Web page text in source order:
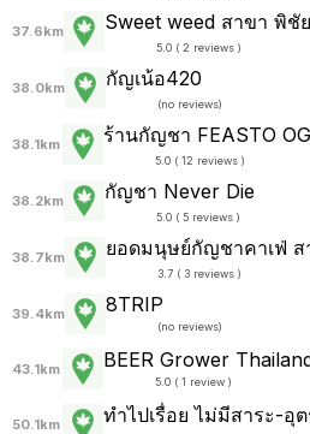
37.6km Sweet weed สาขา พิชัย
5.0 ( 2 reviews )
38.0km กัญเน้อ420
(no reviews)
38.1km ร้านกัญชา FEASTO
5.0 ( 12 reviews )
38.2km กัญชา Never Die
5.0 ( 5 reviews )
38.7km ยอดมนุษย์กัญชาคาเฟ่
3.7 ( 3 reviews )
39.4km 8TRIP
(no reviews)
43.1km BEER Grower
5.0 ( 1 review )
50.1km ทำไปเรื่อย ไม่มีสาระ-อุ